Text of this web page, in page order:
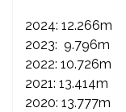
2024: 12.266m
2023: 9.796m
2022: 10.726m
2021: 13.414m
2020: 13.777m